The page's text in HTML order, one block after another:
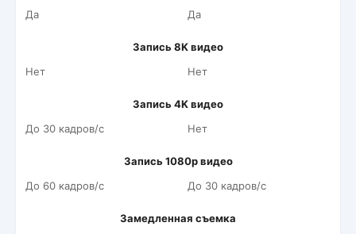
Да
Да
Запись 8K видео
Нет
Нет
Запись 4K видео
До 30 кадров/c
Нет
Запись 1080p видео
До 60 кадров/c
До 30 кадров/c
Замедленная съемка